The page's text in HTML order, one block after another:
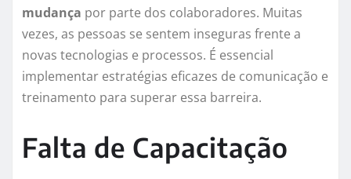
mudança por parte dos colaboradores. Muitas
vezes, as pessoas se sentem inseguras frente a
novas tecnologias e processos. É essencial
implementar estratégias eficazes de comunicação e
treinamento para superar essa barreira.
Falta de Capacitação